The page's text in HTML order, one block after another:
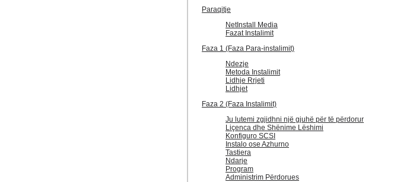
Paraqitje
NetInstall Media
Fazat Instalimit
Faza 1 (Faza Para-instalimit)
Ndezje
Metoda Instalimit
Lidhje Rrjeti
Lidhjet
Faza 2 (Faza Instalimit)
Ju lutemi zgjidhni një gjuhë për të përdorur
Liçenca dhe Shënime Lëshimi
Konfiguro SCSI
Instalo ose Azhurno
Tastiera
Ndarje
Program
Administrim Përdorues